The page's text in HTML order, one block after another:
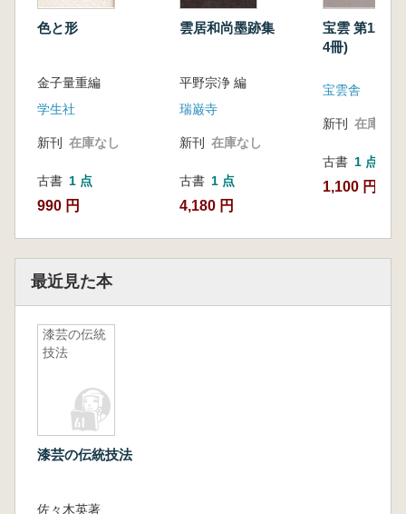
色と形
金子量重編
学生社
新刊 在庫なし
古書 1 点
990 円
雲居和尚墨跡集
平野宗浄 編
瑞巌寺
新刊 在庫なし
古書 1 点
4,180 円
宝雲 第12冊(第3年第
4冊)
宝雲舎
新刊 在庫なし
古書 1 点
1,100 円
最近見た本
漆芸の伝統
技法
漆芸の伝統技法
佐々木英著